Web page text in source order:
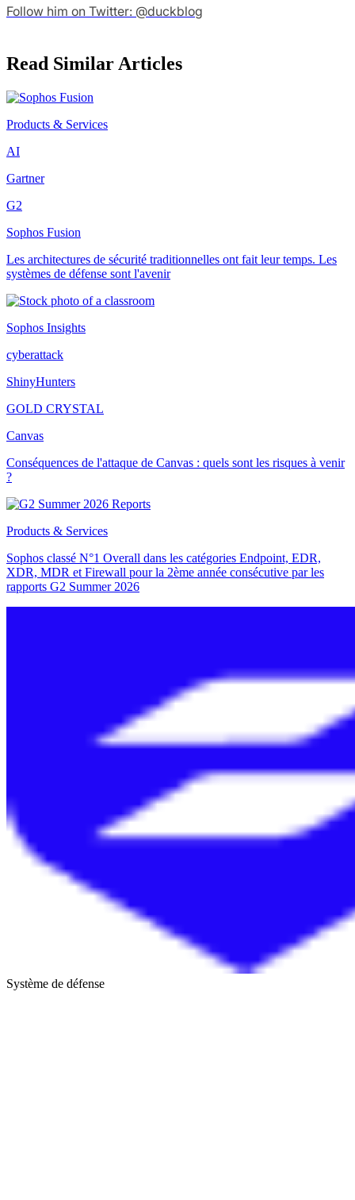
Follow him on Twitter: @duckblog
Read Similar Articles
Products & Services
AI
Gartner
G2
Sophos Fusion
Les architectures de sécurité traditionnelles ont fait leur temps. Les
systèmes de défense sont l'avenir
Sophos Insights
cyberattack
ShinyHunters
GOLD CRYSTAL
Canvas
Conséquences de l'attaque de Canvas : quels sont les risques à venir
?
Products & Services
Sophos classé N°1 Overall dans les catégories Endpoint, EDR,
XDR, MDR et Firewall pour la 2ème année consécutive par les
rapports G2 Summer 2026
Système de défense